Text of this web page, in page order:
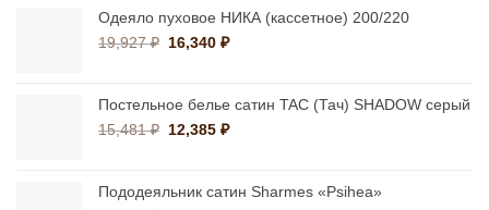
составляла
15,280 ₽.
12,200 ₽.
Одеяло пуховое НИКА (кассетное) 200/220
19,927₽ Первоначальная
19,927 ₽.
16,340₽Текущая
Постельное белье сатин TAC (Тач) SHADOW серый
15,481₽ Первоначальная
15,481 ₽.
12,385₽Текущая
Пододеяльник сатин Sharmes «Psihea»